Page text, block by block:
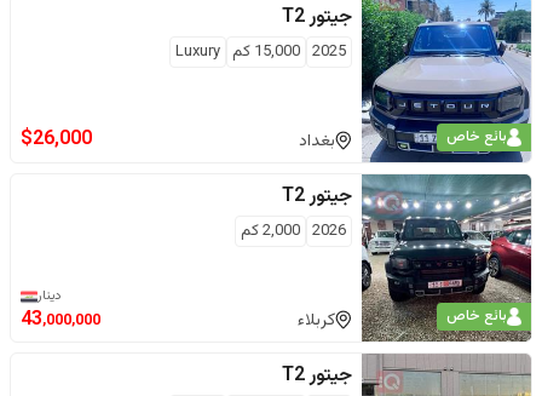
بائع خاص
جيتورT2
2025
15,000 كم Luxury
بغداد $26,000
بائع خاص
جيتورT2
2026
2,000كم
كربلاء
دينار
43,000,000
جيتورT2